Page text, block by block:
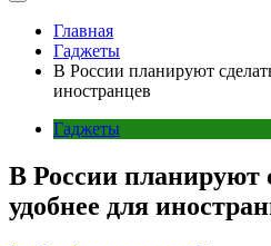
Главная
Гаджеты
В России планируют
иностранцев
Гаджеты
В России планируют
удобнее для